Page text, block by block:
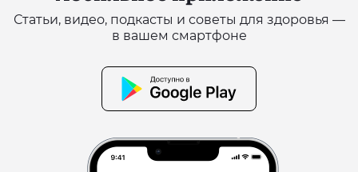
Статьи, видео, подкасты и советы для здоровья —
в вашем смартфоне